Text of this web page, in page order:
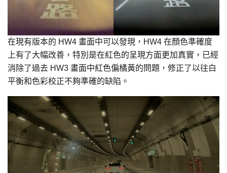
在現有版本的 HW4 畫面中可以發現，HW4 在顏色準確度
上有了大幅改善，特別是在紅色的呈現方面更加真實，已經
消除了過去 HW3 畫面中紅色偏橘黃的問題，修正了以往白
平衡和色彩校正不夠準確的缺陷。